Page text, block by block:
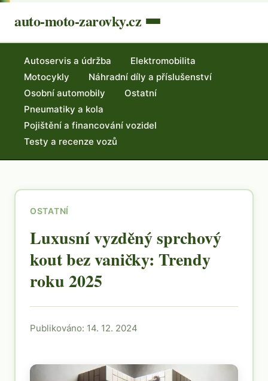
auto-moto-zarovky.cz
Autoservis a údržba
Elektromobilita
Motocykly
Náhradní díly a příslušenství
Osobní automobily
Ostatní
Pneumatiky a kola
Pojištění a financování vozidel
Testy a recenze vozů
OSTATNÍ
Luxusní vyzděný sprchový
kout bez vaničky: Trendy
roku 2025
Publikováno: 14. 12. 2024